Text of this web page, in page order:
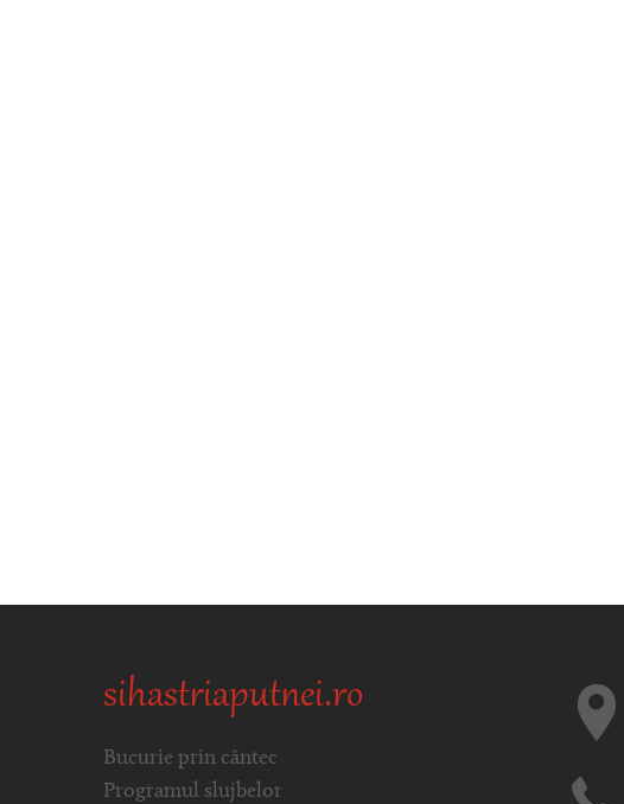
sihastriaputnei.ro
Bucurie prin cântec
Programul slujbelor